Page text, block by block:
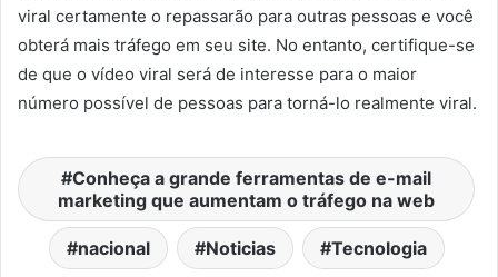
viral certamente o repassarão para outras pessoas e você
obterá mais tráfego em seu site. No entanto, certifique-se
de que o vídeo viral será de interesse para o maior
número possível de pessoas para torná-lo realmente viral.
Conheça a grande ferramentas de e-mail
marketing que aumentam o tráfego na web
nacional Noticias Tecnologia